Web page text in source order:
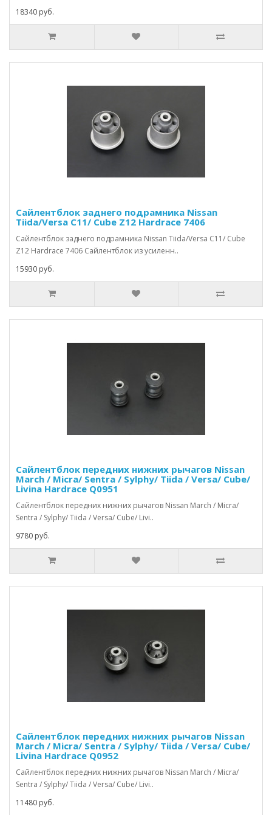
18340 руб.
Сайлентблок заднего подрамника Nissan
Tiida/Versa C11/ Cube Z12 Hardrace 7406
Сайлентблок заднего подрамника Nissan Tiida/Versa C11/ Cube
Z12 Hardrace 7406 Сайлентблок из усиленн..
15930 руб.
Сайлентблок передних нижних рычагов Nissan
March / Micra/ Sentra / Sylphy/ Tiida / Versa/ Cube/
Livina Hardrace Q0951
Сайлентблок передних нижних рычагов Nissan March / Micra/
Sentra / Sylphy/ Tiida / Versa/ Cube/ Livi..
9780 руб.
Сайлентблок передних нижних рычагов Nissan
March / Micra/ Sentra / Sylphy/ Tiida / Versa/ Cube/
Livina Hardrace Q0952
Сайлентблок передних нижних рычагов Nissan March / Micra/
Sentra / Sylphy/ Tiida / Versa/ Cube/ Livi..
11480 руб.